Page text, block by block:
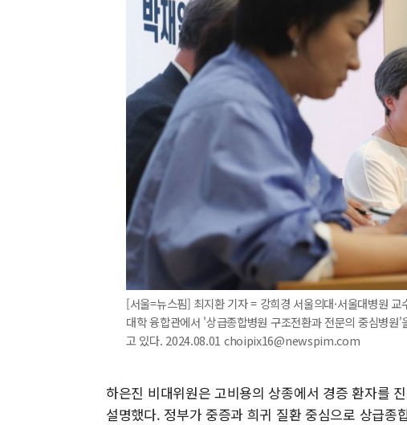
[서울=뉴스핌] 최지환 기자 = 강희경 서울의대·서울대병원
대학 융합관에서 '상급종합병원 구조전환과 전문의 중심병
고 있다. 2024.08.01 choipix16@newspim.com
하은진 비대위원은 고비용의 상종에서 경증 환자를
설명했다. 정부가 중증과 희귀 질환 중심으로 상급